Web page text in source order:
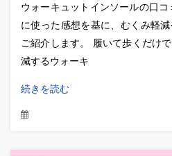
ウォーキュットインソールの口
に使った感想を基に、むくみ軽
ご紹介します。 履いて歩くだけ
減するウォーキ
続きを読む